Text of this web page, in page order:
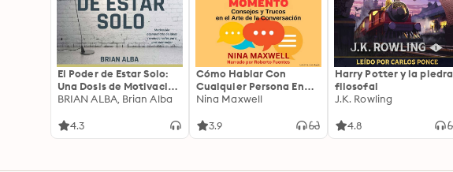
El Poder de Estar Solo:
Una Dosis de Motivación
Acompañada de Ideas
una Vida Mejor
BRIAN ALBA, Brian Alba
4.3
Cómo Hablar Con
Cualquier Persona En
Cualquier Lugar Y En
Nina Maxwell
3.9
Harry Potter y la piedra
filosofal
J.K. Rowling
4.8